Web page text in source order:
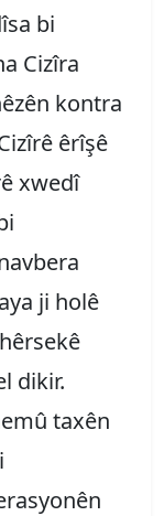
bi
Cizîra
kontra
êrîşê
xwedî
ji holê
dikir.
taxên